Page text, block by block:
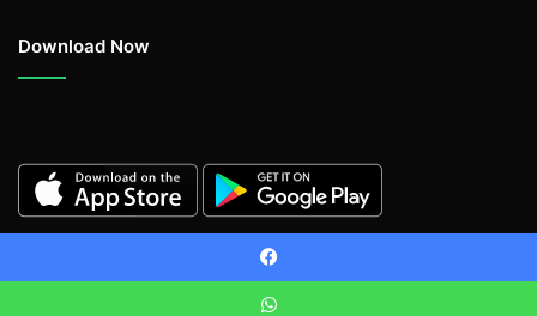
Download Now
Facebook